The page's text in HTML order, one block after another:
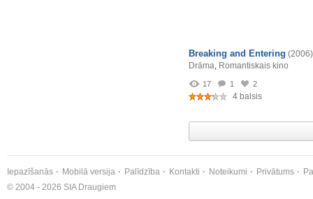
Breaking and Entering (2006)
Drāma, Romantiskais kino
17 1 2
4 balsis
Iepazīšanās Mobilā versija Palīdzība Kontakti Noteikumi Privātums
© 2004 - 2026 SIA Draugiem